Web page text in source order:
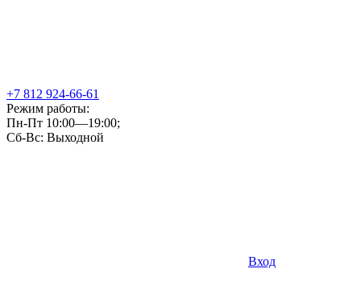
+7 812 924-66-61
Режим работы:
Пн-Пт 10:00—19:00;
Сб-Вс: Выходной
Вход